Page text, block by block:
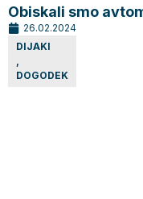
Obiskali smo
26.02.2024
DIJAKI
,
DOGODEK